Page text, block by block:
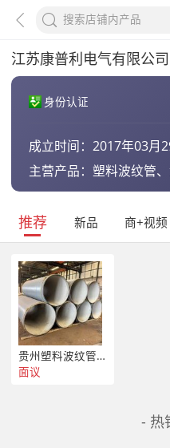
江苏康普利电气有限公司
身份认证
成立时间：2017年03月
主营产品：塑料波纹管
推荐 新品 商+视频
贵州塑料波纹管-灼光型号齐全
面议
- 热